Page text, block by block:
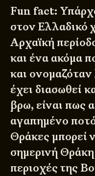
Fun fact:
στον Ελλαδικό
Αρχαϊκή
και ένα ακόμα
και
έχει διασωθεί
βρω, είναι πως
αγαπημένο
Θράκες μπορεί
σημερινή
περιοχές της